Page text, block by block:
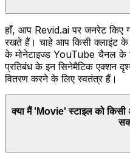
हाँ, आप Revid.ai पर जनरेट किए
रखते हैं। चाहे आप किसी क्लाइंट के
के मोनेटाइज्ड YouTube चैनल के
प्रतिबंध के इन सिनेमैटिक एक्शन
वितरण करने के लिए स्वतंत्र हैं।
क्या मैं 'Movie' स्टाइल को